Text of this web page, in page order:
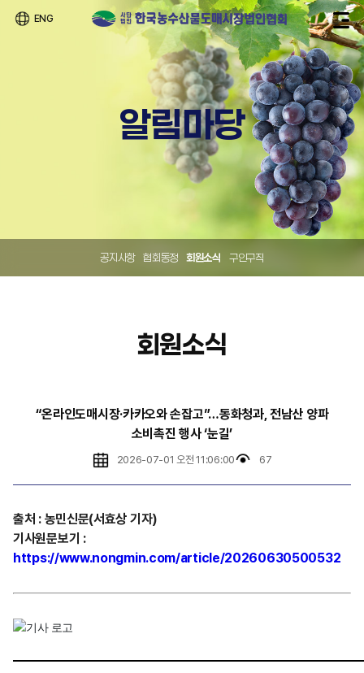
ENG
알림마당
공지사항 협회동정 회원소식 구인구직
회원소식
“온라인도매시장·카카오와 손잡고”…동화청과, 전남산 양파
소비촉진 행사 ‘눈길’
2026-07-01 오전 11:06:00 67
출처 : 농민신문(서효상 기자)
기사원문보기 :
https://www.nongmin.com/article/20260630500532